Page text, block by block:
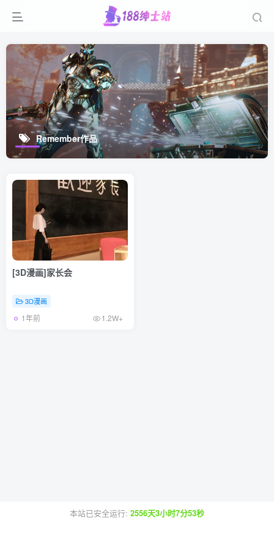
Remember作品
[3D漫画]家长会
3D漫画
1年前 1.2W+
本站已安全运行: 2556天3小时7分53秒